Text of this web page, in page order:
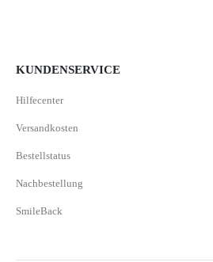
KUNDENSERVICE
Hilfecenter
Versandkosten
Bestellstatus
Nachbestellung
SmileBack